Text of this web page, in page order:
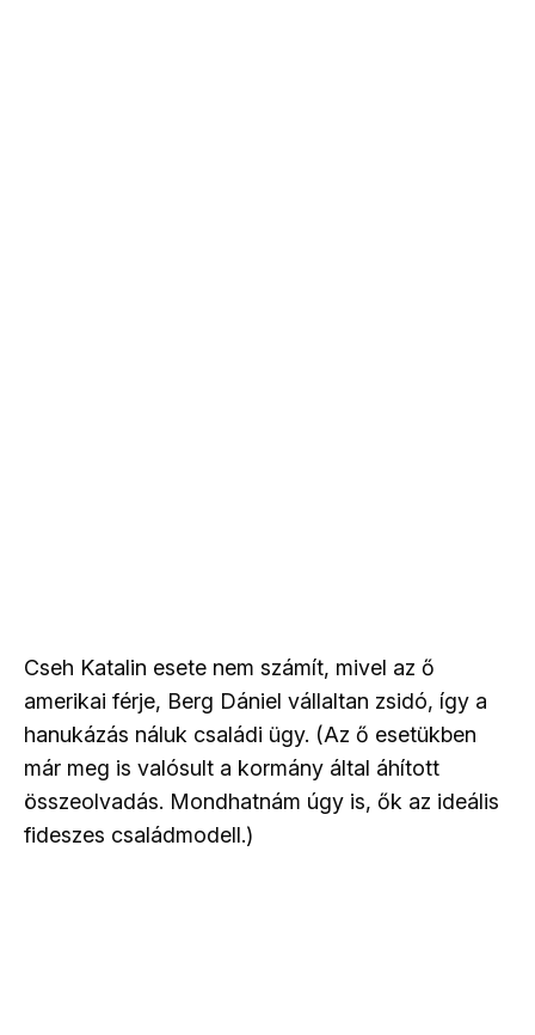
Cseh Katalin esete nem számít, mivel az ő
amerikai férje, Berg Dániel vállaltan zsidó, így a
hanukázás náluk családi ügy. (Az ő esetükben
már meg is valósult a kormány által áhított
összeolvadás. Mondhatnám úgy is, ők az ideális
fideszes családmodell.)